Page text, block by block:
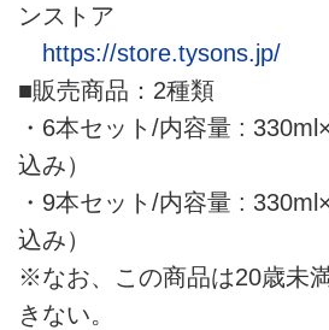
ンストア
https://store.tysons.jp/
■販売商品：2種類
・6本セット/内容量 :
込み）
・9本セット/内容量 :
込み）
※なお、この商品は20歳未
きない。